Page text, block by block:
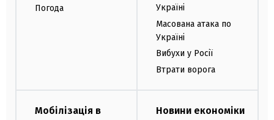
Погода
Україні
Масована атака по
Україні
Вибухи у Росії
Втрати ворога
Мобілізація в
Новини економіки